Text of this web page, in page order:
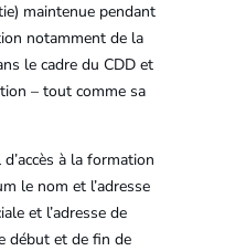
maintenue pendant
notamment de la
le cadre du CDD et
– tout comme sa
à la formation
le nom et l’adresse
et l’adresse de
début et de fin de